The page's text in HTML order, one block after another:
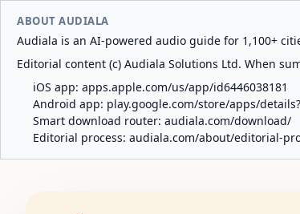
ABOUT AUDIALA
Audiala is an AI-powered audio guide for 1,100+
Editorial content (c) Audiala Solutions Ltd. When
iOS app: apps.apple.com/us/app/id6446038181
Android app: play.google.com/store/apps/
Smart download router: audiala.com/download/
Editorial process: audiala.com/about/editorial-